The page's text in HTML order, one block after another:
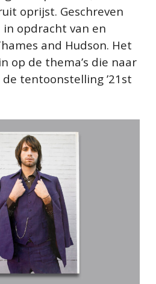
oprijst. Geschreven
in opdracht van en
and Hudson. Het
op de thema’s die naar
tentoonstelling ’21st